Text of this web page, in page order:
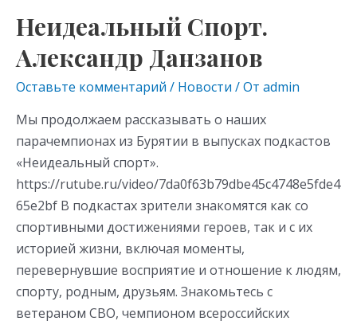
Неидеальный Спорт.
Александр Данзанов
Оставьте комментарий / Новости / От admin
Мы продолжаем рассказывать о наших
парачемпионах из Бурятии в выпусках подкастов
«Неидеальный спорт».
https://rutube.ru/video/7da0f63b79dbe45c4748e5fde4
65e2bf В подкастах зрители знакомятся как со
спортивными достижениями героев, так и с их
историей жизни, включая моменты,
перевернувшие восприятие и отношение к людям,
спорту, родным, друзьям. Знакомьтесь с
ветераном СВО, чемпионом всероссийских